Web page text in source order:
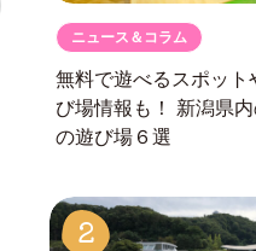
ニュース＆コラム
無料で遊べるスポット
び場情報も！ 新潟県内
の遊び場６選
2